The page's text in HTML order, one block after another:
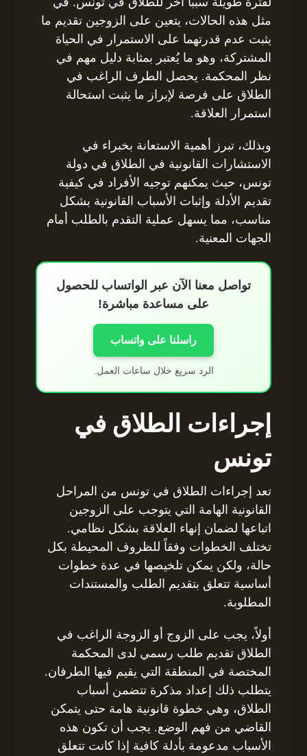
مثل هذه الحالات، يتعين على الزوجين تقديم ما
يثبت عدم قدرتهما على الاستمرار في الحياة
المشتركة، وهو ما يُعتبر بمثابة دليل مهم في
نظر المحكمة. يحصل الطرف الراغب في
الطلاق على فرصة لإبراز ما يثبت استحالة
استمرار العلاقة.
وبذلك، تبرز أهمية الاستعانة بخبراء في
الاستشارات القانونية في الطلاق في دولة
تونس، حيث يمكنهم توجيه الأفراد في كيفية
تقديم الأدلة وإثبات الأسباب القانونية بشكل
مناسب، مما يسهل عملية التقدم بالطلب أمام
الجهات المعنية.
تواصل معنا الآن عبر الواتساب للحصول
على مساعدة مباشرة!
راسلنا على واتساب
الرد سريع خلال ساعات العمل.
إجراءات الطلاق في
تونس
تعد إجراءات الطلاق في تونس من المراحل
القانونية الهامة التي يتوجب على الزوجين
اتباعها لضمان إنهاء العلاقة بشكل نظامي.
تختلف الخطوات وفقاً للظروف المحيطة بكل
حالة، ولكن يمكن تلخيصها في عدة خطوات
أساسية تتعلق بتقديم الطلب والمستندات
المطلوبة.
أولاً، يجب على الزوج أو الزوجة الراغب في
الطلاق تقديم طلب رسمي لدى المحكمة
المختصة في المنطقة التي يقيم فيها الطرفان.
يتطلب ذلك إعداد مذكرة تتضمن أسباب
الطلاق، وهي خطوة قانونية هامة حتى يتمكن
القاضي من فهم الوضع. يجب أن تكون هذه
الأسباب مدعومة بأدلة كافية إذا كانت تتعلق